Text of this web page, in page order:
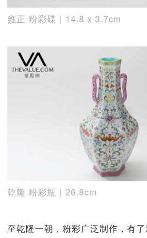
雍正 粉彩碟｜14.8 x 3.7cm
乾隆 粉彩瓶｜26.8cm
至乾隆一朝，粉彩广泛制作，有